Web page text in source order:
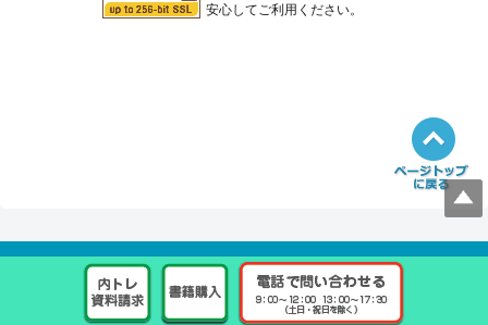
安心してご利用ください。
© 2016 一般社団法人 内臓トレーニング協会 ALL RIGHTS RESERVED.